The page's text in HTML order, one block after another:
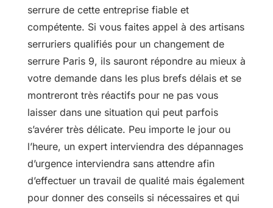
serrure de cette entreprise fiable et
compétente. Si vous faites appel à des artisans
serruriers qualifiés pour un changement de
serrure Paris 9, ils sauront répondre au mieux à
votre demande dans les plus brefs délais et se
montreront très réactifs pour ne pas vous
laisser dans une situation qui peut parfois
s’avérer très délicate. Peu importe le jour ou
l’heure, un expert interviendra des dépannages
d’urgence interviendra sans attendre afin
d’effectuer un travail de qualité mais également
pour donner des conseils si nécessaires et qui